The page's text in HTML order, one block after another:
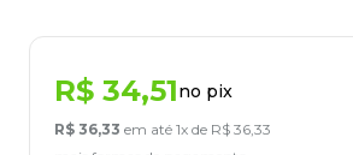
R$ 34,51no pix
R$ 36,33 em até 1x de R$ 36,33